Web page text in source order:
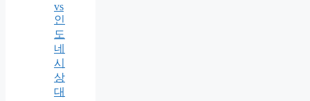
vs
인
도
네
시
상
대